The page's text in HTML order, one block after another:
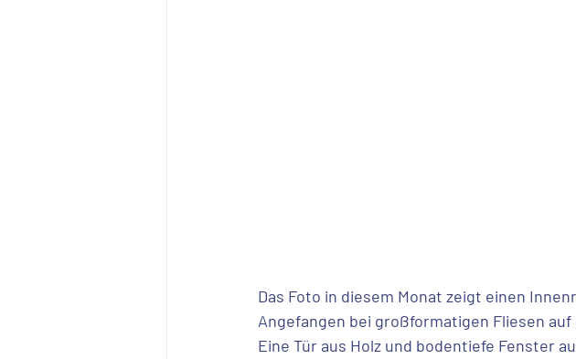
Das Foto in diesem Monat zeigt einen
Angefangen bei großformatigen Fliesen
Eine Tür aus Holz und bodentiefe Fenster